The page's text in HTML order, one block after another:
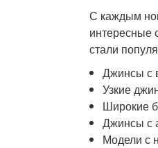
С каждым
интересные
стали
Джинсы с
Узкие
Широкие
Джинсы с
Модели с